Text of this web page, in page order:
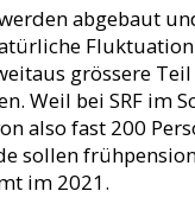
zu werden
abgebaut
grössere
Weil bei SRF im
also fast 200
sollen
im 2021.